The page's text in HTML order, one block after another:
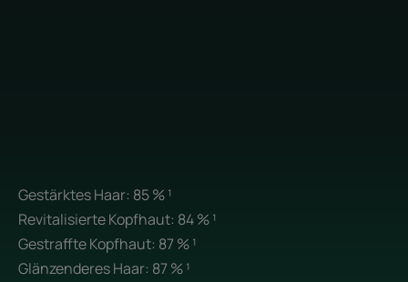
Gestärktes Haar: 85 % ¹
Revitalisierte Kopfhaut: 84 % ¹
Gestraffte Kopfhaut: 87 % ¹
Glänzenderes Haar: 87 % ¹